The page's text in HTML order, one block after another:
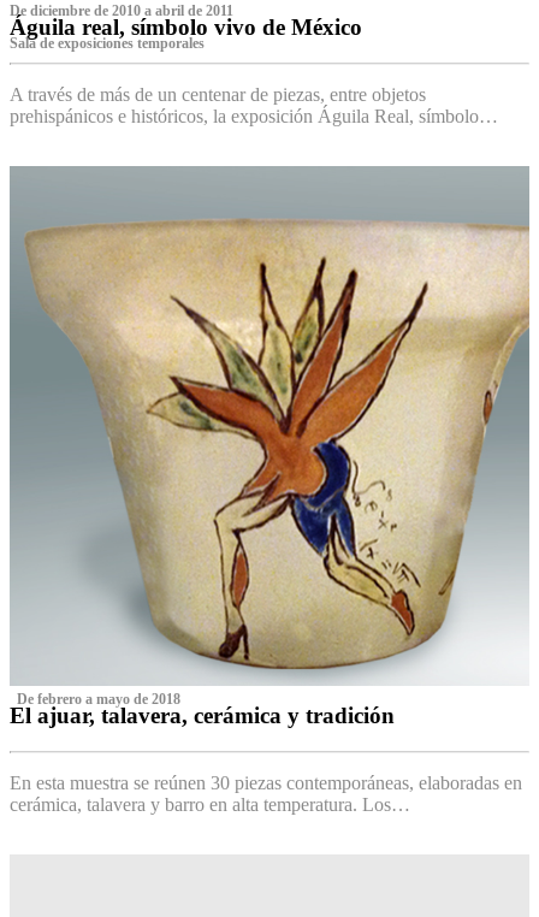
De diciembre de 2010 a abril de 2011
Águila real, símbolo vivo de México
Sala de exposiciones temporales
A través de más de un centenar de piezas, entre objetos
prehispánicos e históricos, la exposición Águila Real, símbolo…
‌ De febrero a mayo de 2018
El ajuar, talavera, cerámica y tradición
En esta muestra se reúnen 30 piezas contemporáneas, elaboradas en
cerámica, talavera y barro en alta temperatura. Los…